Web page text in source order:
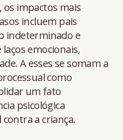
os impactos mais
incluem pais
indeterminado e
emocionais,
A esses se somam a
como
um fato
psicológica
a criança.